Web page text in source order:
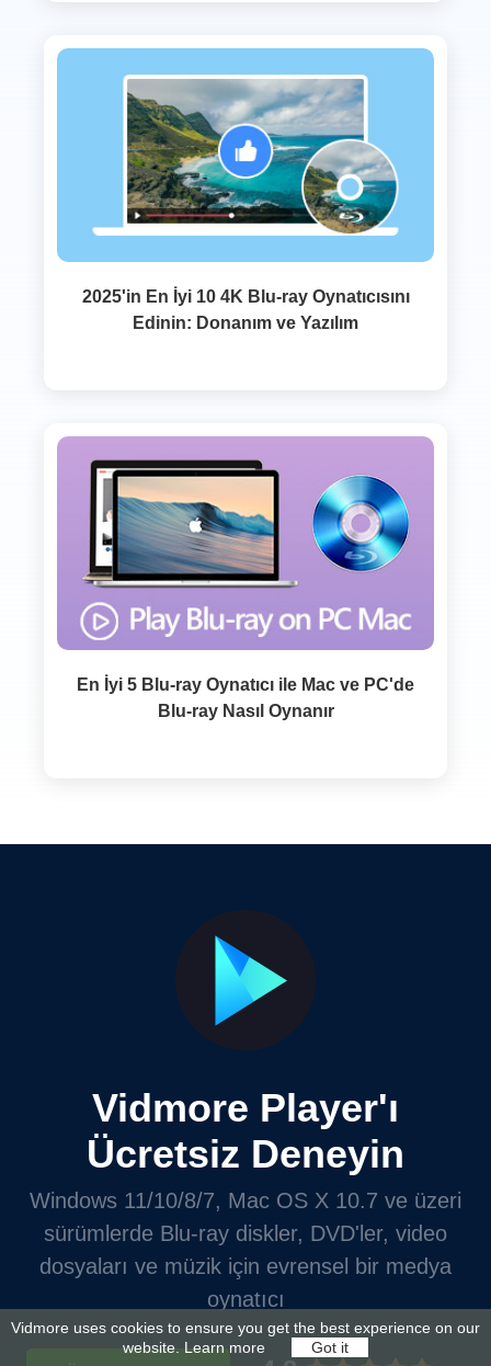
2025'in En İyi 10 4K Blu-ray Oynatıcısını
Edinin: Donanım ve Yazılım
En İyi 5 Blu-ray Oynatıcı ile Mac ve PC'de
Blu-ray Nasıl Oynanır
Vidmore Player'ı
Ücretsiz Deneyin
Windows 11/10/8/7, Mac OS X 10.7 ve üzeri
sürümlerde Blu-ray diskler, DVD'ler, video
dosyaları ve müzik için evrensel bir medya
oynatıcı
Vidmore uses cookies to ensure you get the best experience on our
website. Learn more Got it